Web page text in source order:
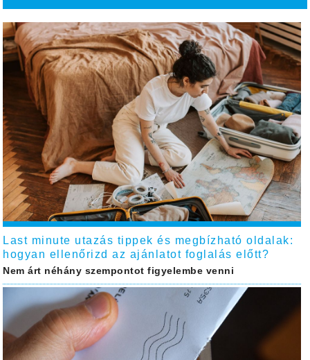
Last minute utazás tippek és megbízható oldalak:
hogyan ellenőrizd az ajánlatot foglalás előtt?
Nem árt néhány szempontot figyelembe venni